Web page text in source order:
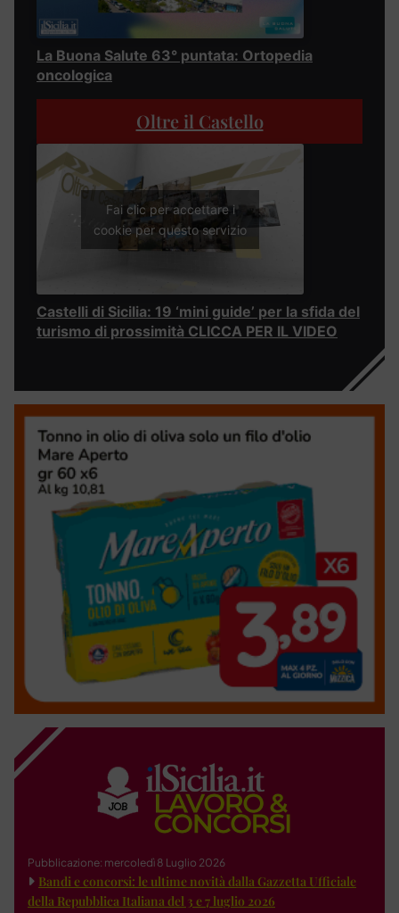
La Buona Salute 63° puntata: Ortopedia
oncologica
Oltre il Castello
Fai clic per accettare i
cookie per questo servizio
Castelli di Sicilia: 19 ‘mini guide’ per la sfida del
turismo di prossimità CLICCA PER IL VIDEO
Pubblicazione: mercoledì 8 Luglio 2026
Bandi e concorsi: le ultime novità dalla Gazzetta Ufficiale
della Repubblica Italiana del 3 e 7 luglio 2026